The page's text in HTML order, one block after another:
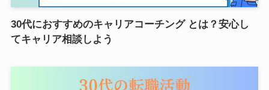
30代におすすめのキャリアコーチング とは？安心し
てキャリア相談しよう